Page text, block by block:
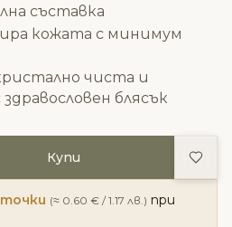
съставка
кожата с минимум
чиста и
блясък
Купи
(≈ 0.60 € / 1.17 лв.) при